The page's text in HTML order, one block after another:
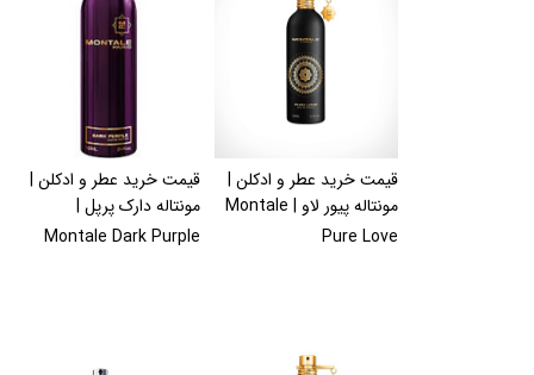
قیمت خرید عطر و ادکلن |
مونتاله پیور لاو | Montale
Pure Love
قیمت خرید عطر و ادکلن |
مونتاله دارک پرپل |
Montale Dark Purple